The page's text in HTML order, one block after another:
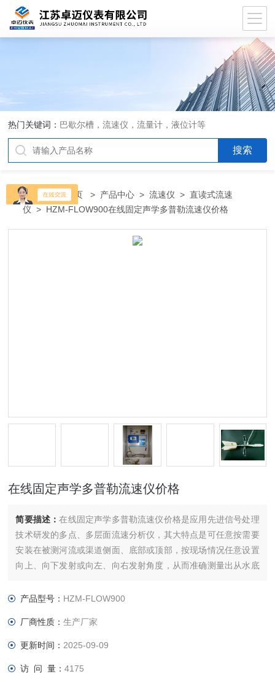
热门关键词： 巴歇尔槽，流速仪，流量计，液位计等
当前位置：首页 > 产品中心 >流速仪 >直读式流速
仪 > HZM-FLOW900在线固定声学多普勒流速仪价格
在线固定声学多普勒流速仪价格
简要描述：在线固定声学多普勒流速仪价格是应用先进信号处理
技术研发的多点、多层面流速分析仪，其大特点是可任意按需要
安装在被测河流或渠道侧面、底部或顶部，按现场情况任意设置
向上、向下发射或向左、向右发射角度，从而准确测量出从水底
产品型号： HZM-FLOW900
厂商性质：生产厂家
更新时间： 2025-09-09
访 问 量：4175